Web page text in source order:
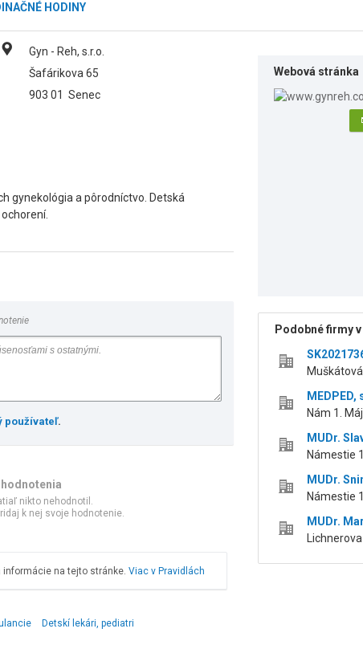
HODINY
Gyn - Reh, s.r.o.
Šafárikova 65
903 01 Senec
gynekológia a pôrodníctvo. Detská
používateľ.
nikto nehodnotil.
k nej svoje hodnotenie.
na tejto stránke. Viac v Pravidlách
Webová stránka
Podobné firmy
MEDPED,
Nám 1.
MUDr.
Námestie
MUDr.
Námestie
MUDr.
Detskí lekári, pediatri